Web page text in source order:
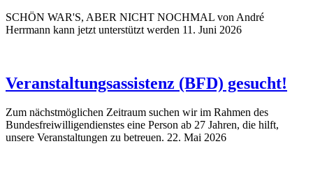
SCHÖN WAR'S, ABER NICHT NOCHMAL von André
Herrmann kann jetzt unterstützt werden 11. Juni 2026
Veranstaltungsassistenz (BFD) gesucht!
Zum nächstmöglichen Zeitraum suchen wir im Rahmen des
Bundesfreiwilligendienstes eine Person ab 27 Jahren, die hilft,
unsere Veranstaltungen zu betreuen. 22. Mai 2026